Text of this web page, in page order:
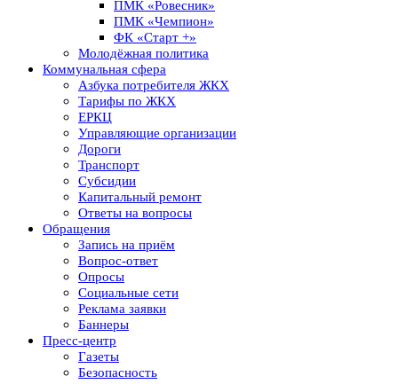
ПМК «Ровесник»
ПМК «Чемпион»
ФК «Старт +»
Молодёжная политика
Коммунальная сфера
Азбука потребителя ЖКХ
Тарифы по ЖКХ
ЕРКЦ
Управляющие организации
Дороги
Транспорт
Субсидии
Капитальный ремонт
Ответы на вопросы
Обращения
Запись на приём
Вопрос-ответ
Опросы
Социальные сети
Реклама заявки
Баннеры
Пресс-центр
Газеты
Безопасность